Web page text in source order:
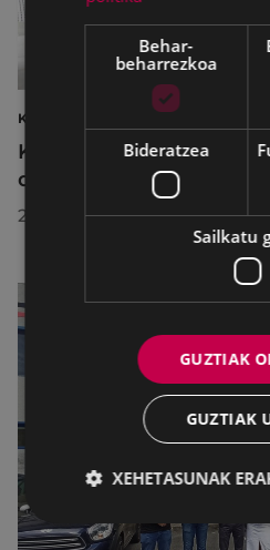
KIROLAK
Kirol-instalazioetako
dira abuztuan,
2026/07/29
Behar-
beharrezkoa
Bideratzea
Sailkatu
GUZTIAK
GUZTIAK
XEHETASUNAK